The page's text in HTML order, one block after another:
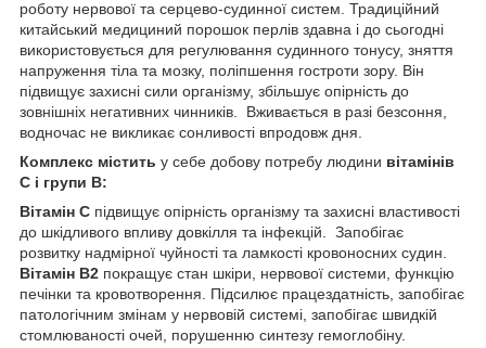
роботу нервової та серцево-судинної систем. Традиційний
китайський медициний порошок перлів здавна і до сьогодні
використовується для регулювання судинного тонусу, зняття
напруження тіла та мозку, поліпшення гостроти зору. Він
підвищує захисні сили організму, збільшує опірність до
зовнішніх негативних чинників. Вживається в разі безсоння,
водночас не викликає сонливості впродовж дня.
Комплекс містить у себе добову потребу людини вітамінів
C і групи B:
Вітамін С підвищує опірність організму та захисні властивості
до шкідливого впливу довкілля та інфекцій. Запобігає
розвитку надмірної чуйності та ламкості кровоносних судин.
Вітамін В2 покращує стан шкіри, нервової системи, функцію
печінки та кровотворення. Підсилює працездатність, запобігає
патологічним змінам у нервовій системі, запобігає швидкій
стомлюваності очей, порушенню синтезу гемоглобіну.